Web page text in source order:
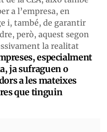
a l’empresa, en
i, també, de garantir
però, aquest segon
la realitat
especialment
ja sufraguen o
a les mateixes
que tinguin